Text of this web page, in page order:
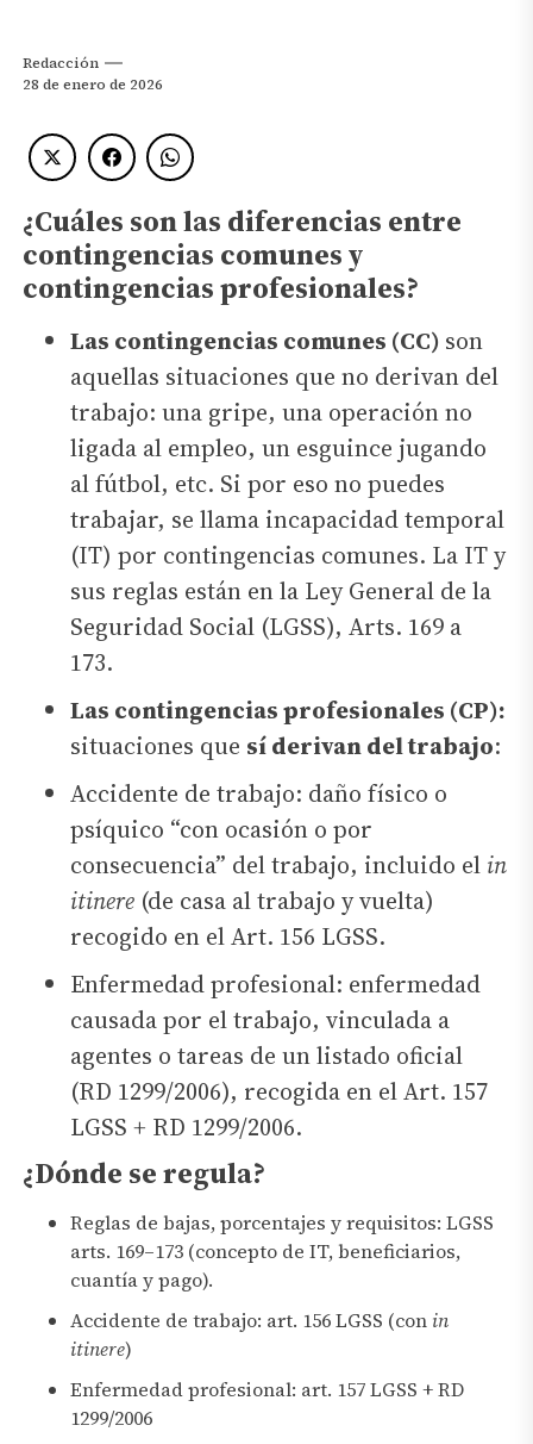
Redacción
28 de enero de 2026
¿Cuáles son las diferencias entre
contingencias comunes y
contingencias profesionales?
Las contingencias comunes (CC) son
aquellas situaciones que no derivan del
trabajo: una gripe, una operación no
ligada al empleo, un esguince jugando
al fútbol, etc. Si por eso no puedes
trabajar, se llama incapacidad temporal
(IT) por contingencias comunes. La IT y
sus reglas están en la Ley General de la
Seguridad Social (LGSS), Arts. 169 a
173.
Las contingencias profesionales (CP):
situaciones que sí derivan del trabajo:
Accidente de trabajo: daño físico o
psíquico “con ocasión o por
consecuencia” del trabajo, incluido el in
itinere (de casa al trabajo y vuelta)
recogido en el Art. 156 LGSS.
Enfermedad profesional: enfermedad
causada por el trabajo, vinculada a
agentes o tareas de un listado oficial
(RD 1299/2006), recogida en el Art. 157
LGSS + RD 1299/2006.
¿Dónde se regula?
Reglas de bajas, porcentajes y requisitos: LGSS
arts. 169–173 (concepto de IT, beneficiarios,
cuantía y pago).
Accidente de trabajo: art. 156 LGSS (con in
itinere)
Enfermedad profesional: art. 157 LGSS + RD
1299/2006